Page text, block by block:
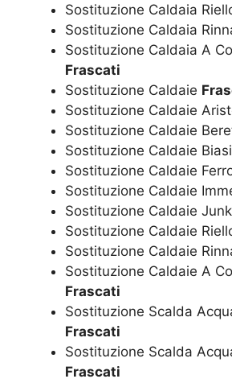
Sostituzione Caldaia
Sostituzione Caldaia
Sostituzione Caldaia A
Frascati
Sostituzione Caldaie
Sostituzione Caldaie
Sostituzione Caldaie
Sostituzione Caldaie Biasi
Sostituzione Caldaie
Sostituzione Caldaie
Sostituzione Caldaie
Sostituzione Caldaie
Sostituzione Caldaie
Sostituzione Caldaie A
Frascati
Sostituzione Scalda
Frascati
Sostituzione Scalda
Frascati